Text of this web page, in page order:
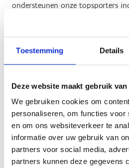
Toestemming Details
Deze website maakt gebruik
We gebruiken cookies om
personaliseren, om functies voor
en om ons websiteverkeer te
informatie over uw gebruik van
partners voor social media,
partners kunnen deze gegevens
ondersteunen onze topsporters
contract of een maandelijkse
Maar de ondersteuning van
veel vroeger en beperkt zich
Geen fiches gevonden.